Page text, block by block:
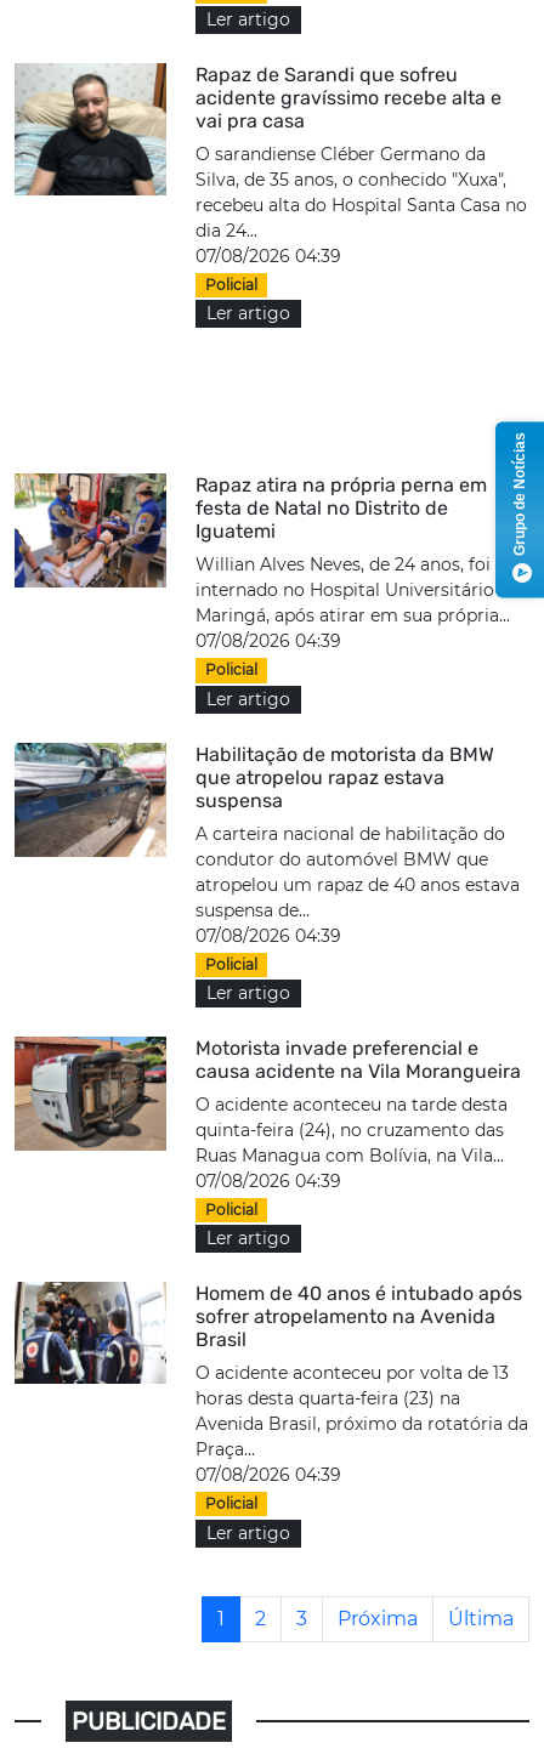
Ler artigo
Rapaz de Sarandi que sofreu
acidente gravíssimo recebe alta e
vai pra casa
O sarandiense Cléber Germano da
Silva, de 35 anos, o conhecido "Xuxa",
recebeu alta do Hospital Santa Casa no
dia 24...
07/08/2026 04:39
Policial
Ler artigo
Rapaz atira na própria perna em
festa de Natal no Distrito de
Iguatemi
Willian Alves Neves, de 24 anos, foi
internado no Hospital Universitário de
Maringá, após atirar em sua própria...
07/08/2026 04:39
Policial
Ler artigo
Habilitação de motorista da BMW
que atropelou rapaz estava
suspensa
A carteira nacional de habilitação do
condutor do automóvel BMW que
atropelou um rapaz de 40 anos estava
suspensa de...
07/08/2026 04:39
Policial
Ler artigo
Motorista invade preferencial e
causa acidente na Vila Morangueira
O acidente aconteceu na tarde desta
quinta-feira (24), no cruzamento das
Ruas Managua com Bolívia, na Vila...
07/08/2026 04:39
Policial
Ler artigo
Homem de 40 anos é intubado após
sofrer atropelamento na Avenida
Brasil
O acidente aconteceu por volta de 13
horas desta quarta-feira (23) na
Avenida Brasil, próximo da rotatória da
Praça...
07/08/2026 04:39
Policial
Ler artigo
1 2 3 Próxima Última
PUBLICIDADE
Grupo de Notícias